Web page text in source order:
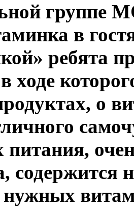
группе
в
ребята
ходе
о
питания,
содержится